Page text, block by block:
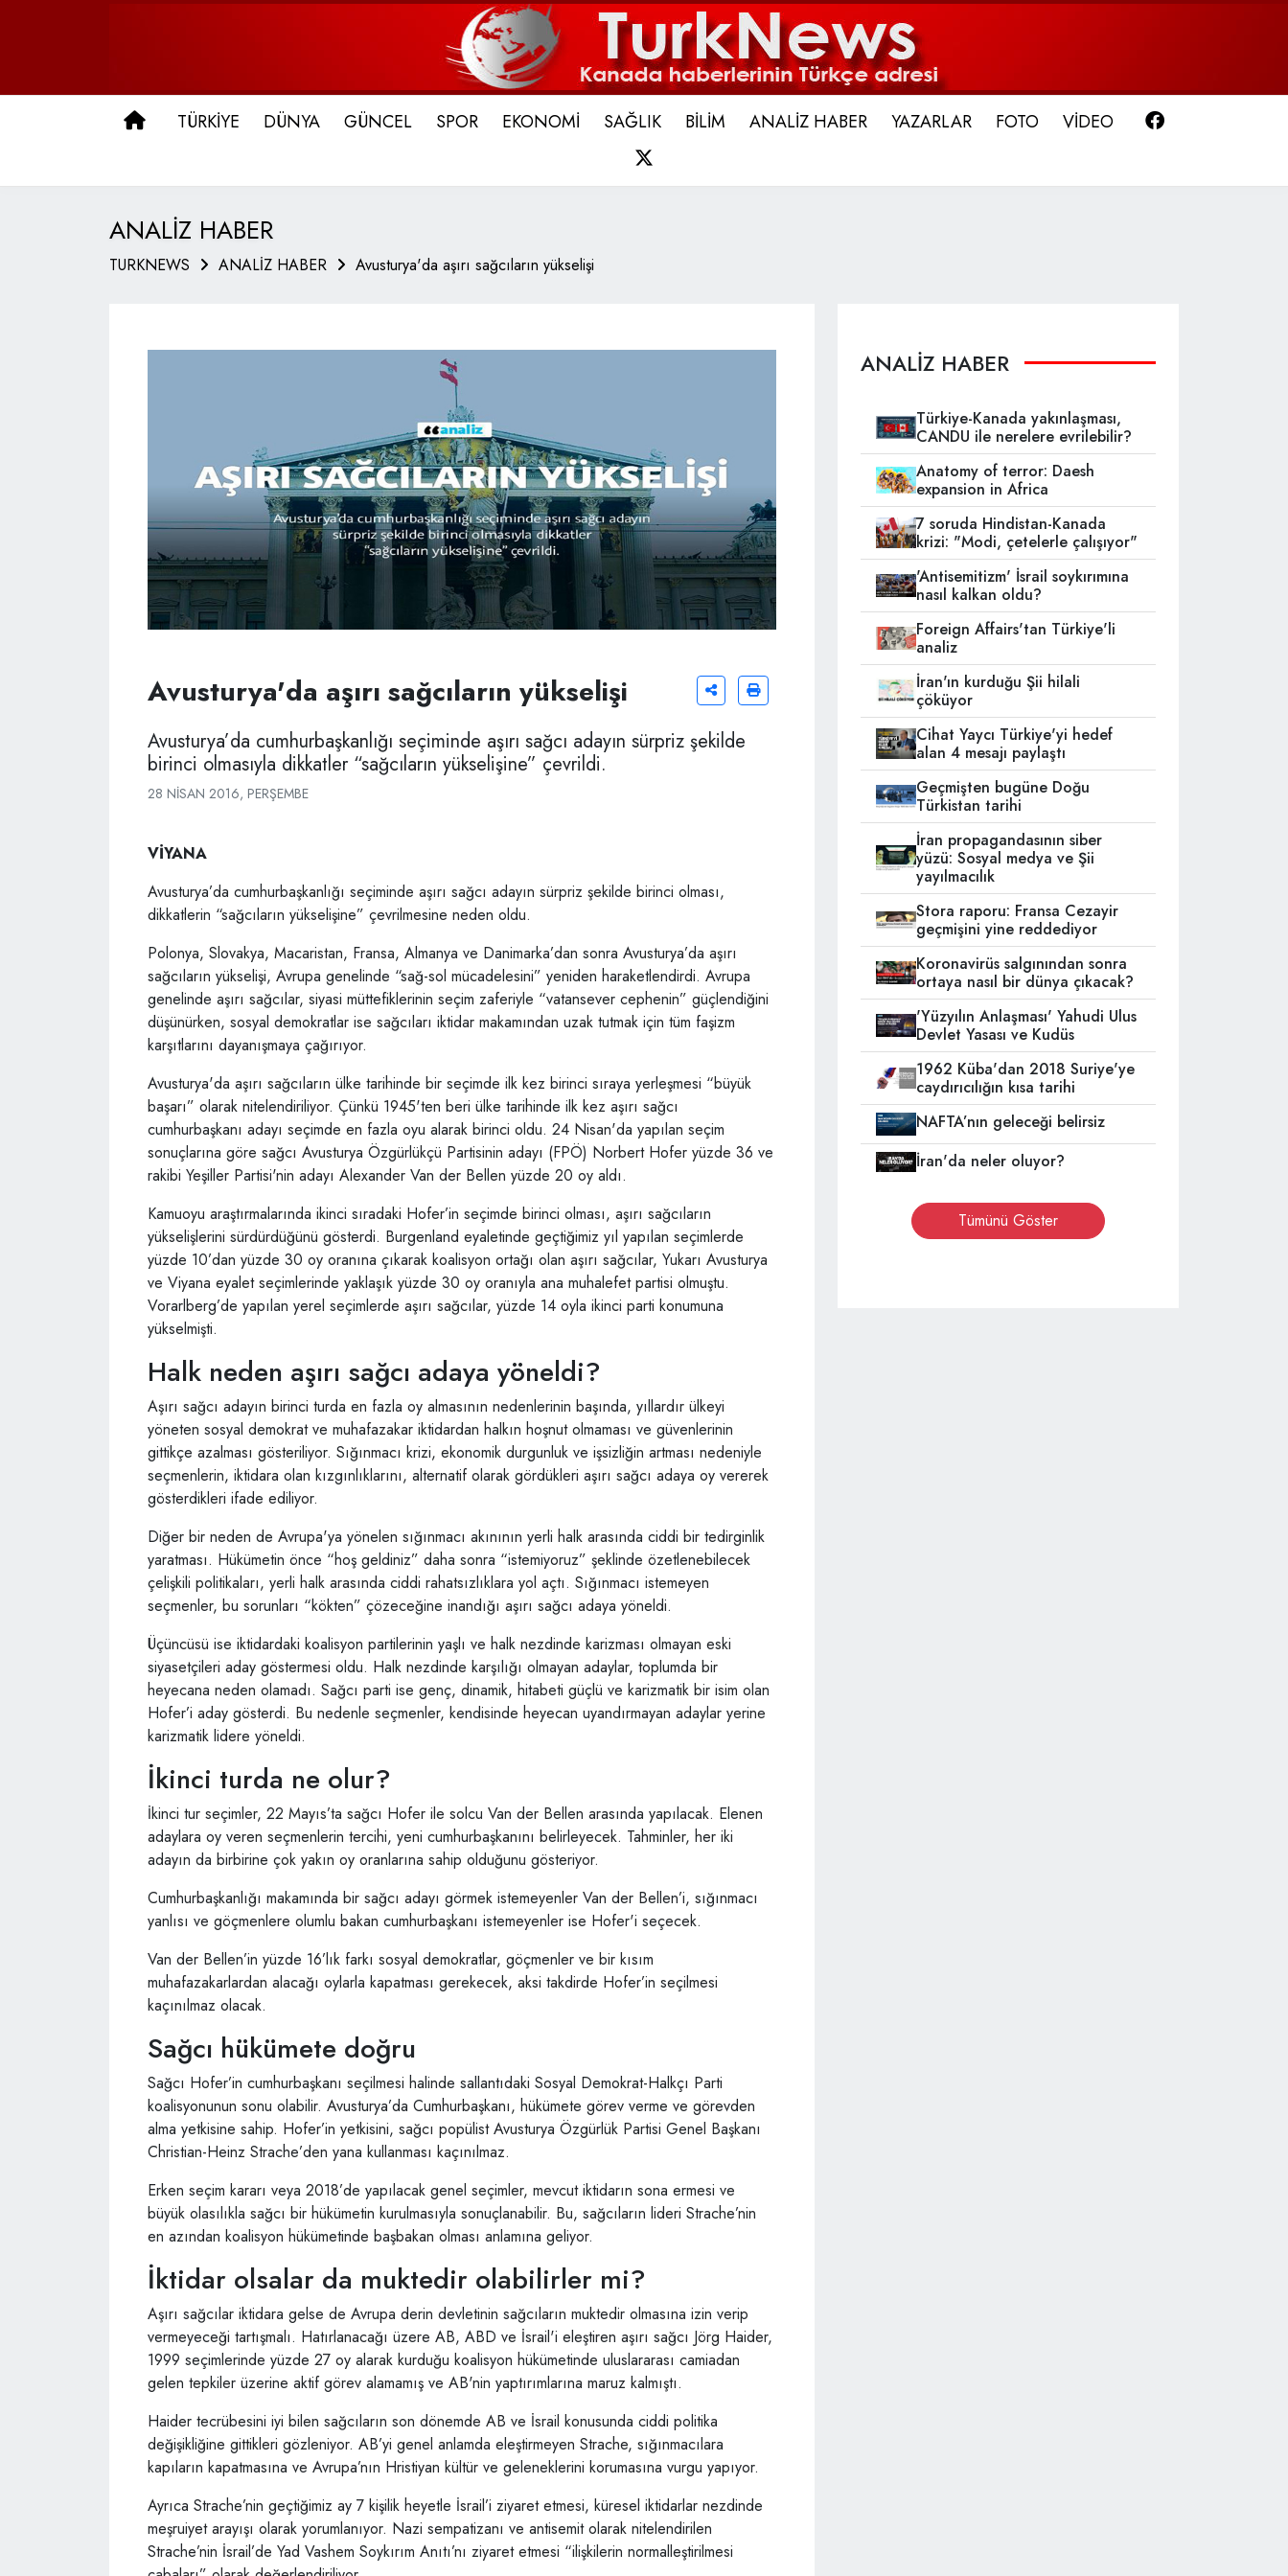
ANA SAYFA
TÜRKİYE DÜNYA GÜNCEL SPOR EKONOMİ SAĞLIK BİLİM ANALİZ HABER YAZARLAR FOTO VİDEO
ANALİZ HABER
TURKNEWS ANALİZ HABER Avusturya'da aşırı sağcıların yükselişi
Avusturya'da aşırı sağcıların yükselişi
Avusturya’da cumhurbaşkanlığı seçiminde aşırı sağcı adayın sürpriz şekilde
birinci olmasıyla dikkatler “sağcıların yükselişine” çevrildi.
28 NISAN 2016, PERŞEMBE
VİYANA
Avusturya’da cumhurbaşkanlığı seçiminde aşırı sağcı adayın sürpriz şekilde birinci olması,
dikkatlerin “sağcıların yükselişine” çevrilmesine neden oldu.
Polonya, Slovakya, Macaristan, Fransa, Almanya ve Danimarka’dan sonra Avusturya’da aşırı
sağcıların yükselişi, Avrupa genelinde “sağ-sol mücadelesini” yeniden haraketlendirdi. Avrupa
genelinde aşırı sağcılar, siyasi müttefiklerinin seçim zaferiyle “vatansever cephenin” güçlendiğini
düşünürken, sosyal demokratlar ise sağcıları iktidar makamından uzak tutmak için tüm faşizm
karşıtlarını dayanışmaya çağırıyor.
Avusturya'da aşırı sağcıların ülke tarihinde bir seçimde ilk kez birinci sıraya yerleşmesi “büyük
başarı” olarak nitelendiriliyor. Çünkü 1945'ten beri ülke tarihinde ilk kez aşırı sağcı
cumhurbaşkanı adayı seçimde en fazla oyu alarak birinci oldu. 24 Nisan'da yapılan seçim
sonuçlarına göre sağcı Avusturya Özgürlükçü Partisinin adayı (FPÖ) Norbert Hofer yüzde 36 ve
rakibi Yeşiller Partisi'nin adayı Alexander Van der Bellen yüzde 20 oy aldı.
Kamuoyu araştırmalarında ikinci sıradaki Hofer’in seçimde birinci olması, aşırı sağcıların
yükselişlerini sürdürdüğünü gösterdi. Burgenland eyaletinde geçtiğimiz yıl yapılan seçimlerde
yüzde 10’dan yüzde 30 oy oranına çıkarak koalisyon ortağı olan aşırı sağcılar, Yukarı Avusturya
ve Viyana eyalet seçimlerinde yaklaşık yüzde 30 oy oranıyla ana muhalefet partisi olmuştu.
Vorarlberg’de yapılan yerel seçimlerde aşırı sağcılar, yüzde 14 oyla ikinci parti konumuna
yükselmişti.
Halk neden aşırı sağcı adaya yöneldi?
Aşırı sağcı adayın birinci turda en fazla oy almasının nedenlerinin başında, yıllardır ülkeyi
yöneten sosyal demokrat ve muhafazakar iktidardan halkın hoşnut olmaması ve güvenlerinin
gittikçe azalması gösteriliyor. Sığınmacı krizi, ekonomik durgunluk ve işsizliğin artması nedeniyle
seçmenlerin, iktidara olan kızgınlıklarını, alternatif olarak gördükleri aşırı sağcı adaya oy vererek
gösterdikleri ifade ediliyor.
Diğer bir neden de Avrupa'ya yönelen sığınmacı akınının yerli halk arasında ciddi bir tedirginlik
yaratması. Hükümetin önce “hoş geldiniz” daha sonra “istemiyoruz” şeklinde özetlenebilecek
çelişkili politikaları, yerli halk arasında ciddi rahatsızlıklara yol açtı. Sığınmacı istemeyen
seçmenler, bu sorunları “kökten” çözeceğine inandığı aşırı sağcı adaya yöneldi.
Üçüncüsü ise iktidardaki koalisyon partilerinin yaşlı ve halk nezdinde karizması olmayan eski
siyasetçileri aday göstermesi oldu. Halk nezdinde karşılığı olmayan adaylar, toplumda bir
heyecana neden olamadı. Sağcı parti ise genç, dinamik, hitabeti güçlü ve karizmatik bir isim olan
Hofer’i aday gösterdi. Bu nedenle seçmenler, kendisinde heyecan uyandırmayan adaylar yerine
karizmatik lidere yöneldi.
İkinci turda ne olur?
İkinci tur seçimler, 22 Mayıs’ta sağcı Hofer ile solcu Van der Bellen arasında yapılacak. Elenen
adaylara oy veren seçmenlerin tercihi, yeni cumhurbaşkanını belirleyecek. Tahminler, her iki
adayın da birbirine çok yakın oy oranlarına sahip olduğunu gösteriyor.
Cumhurbaşkanlığı makamında bir sağcı adayı görmek istemeyenler Van der Bellen’i, sığınmacı
yanlısı ve göçmenlere olumlu bakan cumhurbaşkanı istemeyenler ise Hofer'i seçecek.
Van der Bellen’in yüzde 16’lık farkı sosyal demokratlar, göçmenler ve bir kısım
muhafazakarlardan alacağı oylarla kapatması gerekecek, aksi takdirde Hofer’in seçilmesi
kaçınılmaz olacak.
Sağcı hükümete doğru
Sağcı Hofer’in cumhurbaşkanı seçilmesi halinde sallantıdaki Sosyal Demokrat-Halkçı Parti
koalisyonunun sonu olabilir. Avusturya’da Cumhurbaşkanı, hükümete görev verme ve görevden
alma yetkisine sahip. Hofer’in yetkisini, sağcı popülist Avusturya Özgürlük Partisi Genel Başkanı
Christian-Heinz Strache’den yana kullanması kaçınılmaz.
Erken seçim kararı veya 2018’de yapılacak genel seçimler, mevcut iktidarın sona ermesi ve
büyük olasılıkla sağcı bir hükümetin kurulmasıyla sonuçlanabilir. Bu, sağcıların lideri Strache’nin
en azından koalisyon hükümetinde başbakan olması anlamına geliyor.
İktidar olsalar da muktedir olabilirler mi?
Aşırı sağcılar iktidara gelse de Avrupa derin devletinin sağcıların muktedir olmasına izin verip
vermeyeceği tartışmalı. Hatırlanacağı üzere AB, ABD ve İsrail'i eleştiren aşırı sağcı Jörg Haider,
1999 seçimlerinde yüzde 27 oy alarak kurduğu koalisyon hükümetinde uluslararası camiadan
gelen tepkiler üzerine aktif görev alamamış ve AB'nin yaptırımlarına maruz kalmıştı.
Haider tecrübesini iyi bilen sağcıların son dönemde AB ve İsrail konusunda ciddi politika
değişikliğine gittikleri gözleniyor. AB’yi genel anlamda eleştirmeyen Strache, sığınmacılara
kapıların kapatmasına ve Avrupa’nın Hristiyan kültür ve geleneklerini korumasına vurgu yapıyor.
Ayrıca Strache’nin geçtiğimiz ay 7 kişilik heyetle İsrail’i ziyaret etmesi, küresel iktidarlar nezdinde
meşruiyet arayışı olarak yorumlanıyor. Nazi sempatizanı ve antisemit olarak nitelendirilen
Strache’nin İsrail’de Yad Vashem Soykırım Anıtı’nı ziyaret etmesi “ilişkilerin normalleştirilmesi
ANALİZ HABER
Türkiye-Kanada yakınlaşması,
CANDU ile nerelere evrilebilir?
Anatomy of terror: Daesh
expansion in Africa
7 soruda Hindistan-Kanada
krizi: "Modi, çetelerle çalışıyor"
'Antisemitizm' İsrail soykırımına
nasıl kalkan oldu?
Foreign Affairs'tan Türkiye'li
analiz
İran'ın kurduğu Şii hilali
çöküyor
Cihat Yaycı Türkiye'yi hedef
alan 4 mesajı paylaştı
Geçmişten bugüne Doğu
Türkistan tarihi
İran propagandasının siber
yüzü: Sosyal medya ve Şii
yayılmacılık
Stora raporu: Fransa Cezayir
geçmişini yine reddediyor
Koronavirüs salgınından sonra
ortaya nasıl bir dünya çıkacak?
'Yüzyılın Anlaşması' Yahudi Ulus
Devlet Yasası ve Kudüs
1962 Küba'dan 2018 Suriye'ye
caydırıcılığın kısa tarihi
NAFTA’nın geleceği belirsiz
İran'da neler oluyor?
Tümünü Göster